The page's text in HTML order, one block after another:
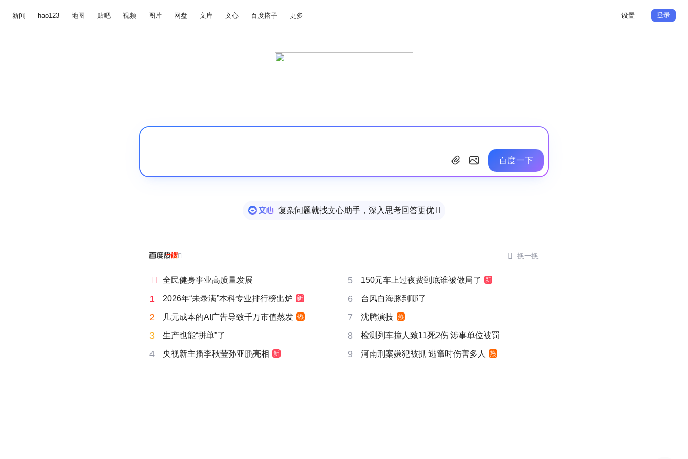
新闻 hao123 地图 贴吧 视频 图片 网盘 文库 文心 百度搭子 更多 设置 登录
百度一下
复杂问题就找文心助手，深入思考回答更优 
  换一换
 全民健身事业高质量发展 5 150元车上过夜费到底谁被做局了 新
1 2026年“未录满”本科专业排行榜出炉 新 6 台风白海豚到哪了
2 几元成本的AI广告导致千万市值蒸发 热 7 沈腾演技 热
3 生产也能“拼单”了 8 检测列车撞人致11死2伤 涉事单位被罚
4 央视新主播李秋莹孙亚鹏亮相 新 9 河南刑案嫌犯被抓 逃窜时伤害多人 热